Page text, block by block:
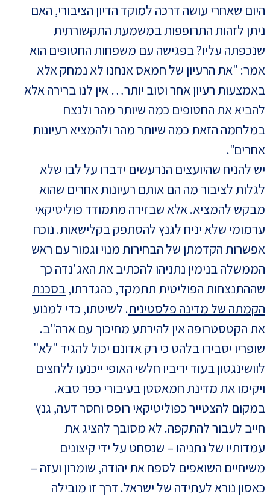
היום שאחרי עושה דרכה למוקד הדיון הציבורי, האם
ניתן לזהות התרופפות במשמעת התקשורתית
שנכפתה עליו? בפגישה עם משפחות החטופים הוא
אמר: "את הרעיון של חמאס אנחנו לא נמחק אלא
באמצעות רעיון אחר וטוב יותר… אין לנו ברירה אלא
להביא את החטופים כמה שיותר מהר ולנצח
במלחמה הזאת כמה שיותר מהר ולהמציא רעיונות
אחרים".
יש להניח שהיועצים הנרעשים ידברו על לבו שלא
לגלות לציבור מה הם אותם רעיונות אחרים שהוא
מבקש להמציא. אלא שבזירה מתמודד פוליטיקאי
ערמומי שלא יניח לגנץ להסתפק בקלישאות. נוכח
אפשרות הקדמתן של הבחירות מנוי וגמור עם ראש
הממשלה בנימין נתניהו להכתיב את האג'נדה כך
שההתנצחות הפוליטית תתמקד, כהגדרתו,בסכנת
הקמתה של מדינה פלסטינית. לשיטתו, כדי למנוע
את הקטסטרופה אין להירתע מחיכוך עם ארה"ב.
שופריו יסבירו בלהט כי רק אדונם יכול להגיד "לא"
לוושינגטון בעוד יריביו חלשי האופי ייכנעו ללחצים
ויקימו את מדינת חמאסטן בעיבורי כפר סבא.
במקום להצטייר כפוליטיקאי רופס וחסר דעה, גנץ
חייב לעבור להתקפה. לא מסובך להציג את
עמדותיו של נתניהו – שנסחט על ידי קיצונים
משיחיים השואפים לספח את יהודה, שומרון ועזה –
כאסון נורא לעתידה של ישראל. דרך זו מובילה